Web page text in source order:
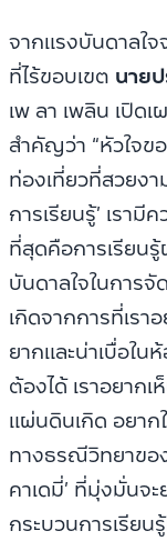
จากแรงบันดาลใจ
ที่ไร้ขอบเขต นาย
เพ ลา เพลิน เปิด
สำคัญว่า “หัวใจข
ท่องเที่ยวที่สวยง
การเรียนรู้’ เรามี
ที่สุดคือการเรียน
บันดาลใจในการ
เกิดจากการที่เร
ยากและน่าเบื่อใน
ต้องได้ เราอยาก
แผ่นดินเกิด อยาก
ทางธรณีวิทยาขอ
คาเดมี่’ ที่มุ่งมั่น
กระบวนการเรียน